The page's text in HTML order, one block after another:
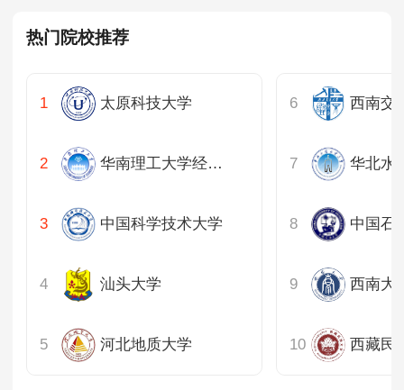
热门院校推荐
太原科技大学
华南理工大学经济与金融学院
中国科学技术大学
汕头大学
河北地质大学
西南交
华北水
西南大
西藏民